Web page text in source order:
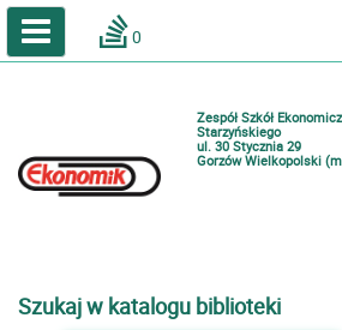
Katalog online biblioteki szkolnej
0
Zespół Szkół
Starzyńskiego
ul. 30 Stycznia 29
Gorzów Wielkopolski
Szukaj w katalogu biblioteki